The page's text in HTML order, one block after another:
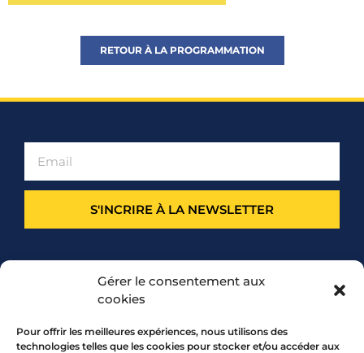
Gérer le consentement aux
cookies
Pour offrir les meilleures expériences, nous utilisons des
technologies telles que les cookies pour stocker et/ou accéder aux
RETOUR À LA PROGRAMMATION
S'INCRIRE À LA NEWSLETTER